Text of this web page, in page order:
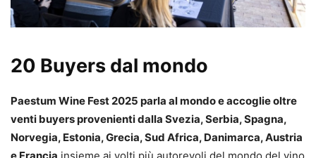
20 Buyers dal mondo
Paestum Wine Fest 2025 parla al mondo e accoglie oltre
venti buyers provenienti dalla Svezia, Serbia, Spagna,
Norvegia, Estonia, Grecia, Sud Africa, Danimarca, Austria
e Francia insieme ai volti più autorevoli del mondo del vino